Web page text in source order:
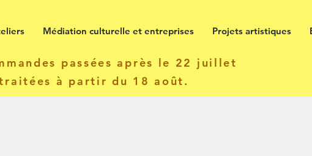
Médiation culturelle et entreprises Projets artistiques
passées après le 22 juillet
à partir du 18 août.